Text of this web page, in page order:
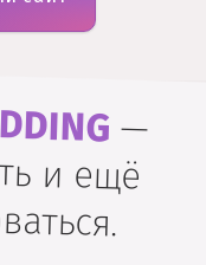
—
и ещё